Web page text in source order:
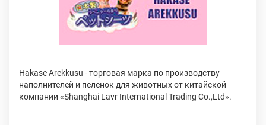
Hakase Arekkusu - торговая марка по производству
наполнителей и пеленок для животных от китайской
компании «Shanghai Lavr International Trading Co.,Ltd».